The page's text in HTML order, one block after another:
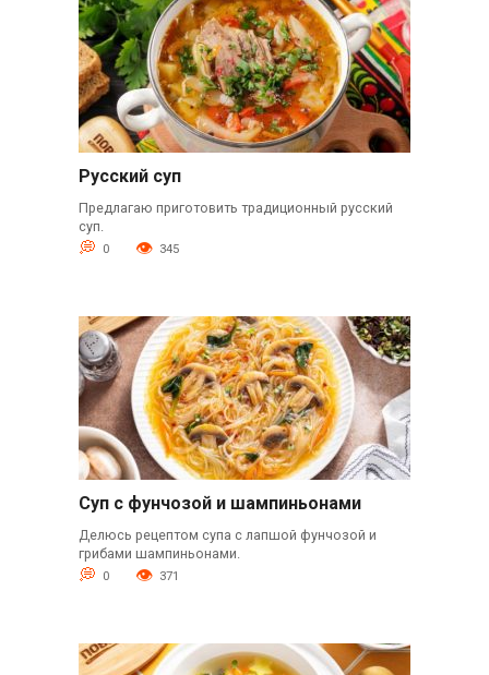
Русский суп
Предлагаю приготовить традиционный русский
суп.
0 345
Суп с фунчозой и шампиньонами
Делюсь рецептом супа с лапшой фунчозой и
грибами шампиньонами.
0 371